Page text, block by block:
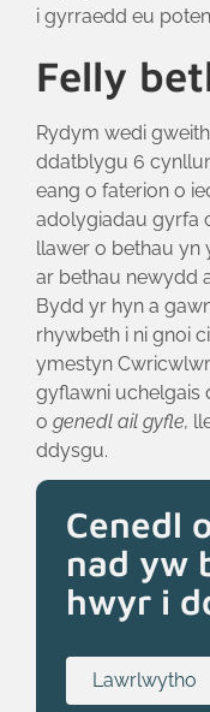
i gyrraedd eu
Felly
Rydym wedi
ddatblygu 6
eang o faterion o
adolygiadau gyrfa
llawer o bethau yn
ar bethau newydd
Bydd yr hyn a
rhywbeth i ni gnoi
ymestyn
gyflawni uchelgais
o genedl ail gyfle,
ddysgu.
Cenedl
nad yw
hwyr i
Lawrlwytho